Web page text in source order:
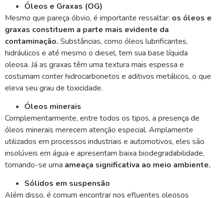
Óleos e Graxas (OG)
Mesmo que pareça óbvio, é importante ressaltar: os óleos e
graxas constituem a parte mais evidente da
contaminação. Substâncias, como óleos lubrificantes,
hidráulicos e até mesmo o diesel, tem sua base líquida
oleosa. Já as graxas têm uma textura mais espessa e
costumam conter hidrocarbonetos e aditivos metálicos, o que
eleva seu grau de toxicidade.
Óleos minerais
Complementarmente, entre todos os tipos, a presença de
óleos minerais merecem atenção especial. Amplamente
utilizados em processos industriais e automotivos, eles são
insolúveis em água e apresentam baixa biodegradabilidade,
tornando-se uma ameaça significativa ao meio ambiente.
Sólidos em suspensão
Além disso, é comum encontrar nos efluentes oleosos